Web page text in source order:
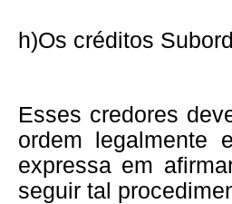
h)Os créditos
Esses credores
ordem legalmente
expressa em
seguir tal